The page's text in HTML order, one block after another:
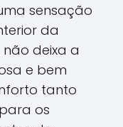
sensação
da
deixa a
e bem
tanto
os